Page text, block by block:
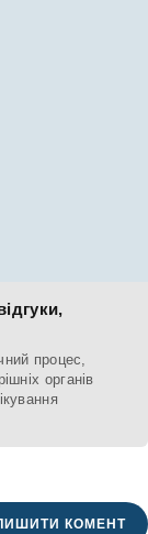
процес,
органів
КОМЕНТ